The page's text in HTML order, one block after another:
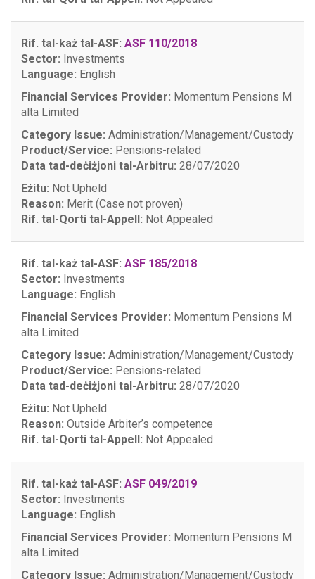
Rif. tal-każ tal-ASF: ASF 110/2018
Sector: Investments
Language: English
Financial Services Provider: Momentum Pensions M
alta Limited
Category Issue: Administration/Management/Custody
Product/Service: Pensions-related
Data tad-deċiżjoni tal-Arbitru: 28/07/2020
Eżitu: Not Upheld
Reason: Merit (Case not proven)
Rif. tal-Qorti tal-Appell: Not Appealed
Rif. tal-każ tal-ASF: ASF 185/2018
Sector: Investments
Language: English
Financial Services Provider: Momentum Pensions M
alta Limited
Category Issue: Administration/Management/Custody
Product/Service: Pensions-related
Data tad-deċiżjoni tal-Arbitru: 28/07/2020
Eżitu: Not Upheld
Reason: Outside Arbiter’s competence
Rif. tal-Qorti tal-Appell: Not Appealed
Rif. tal-każ tal-ASF: ASF 049/2019
Sector: Investments
Language: English
Financial Services Provider: Momentum Pensions M
alta Limited
Category Issue: Administration/Management/Custody